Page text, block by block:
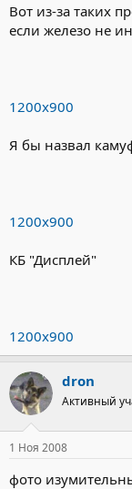
Вот из-за таких
если железо не
1200х900
Я бы назвал
1200х900
КБ "Дисплей"
1200х900
dron
Активный
1 Ноя 2008
фото